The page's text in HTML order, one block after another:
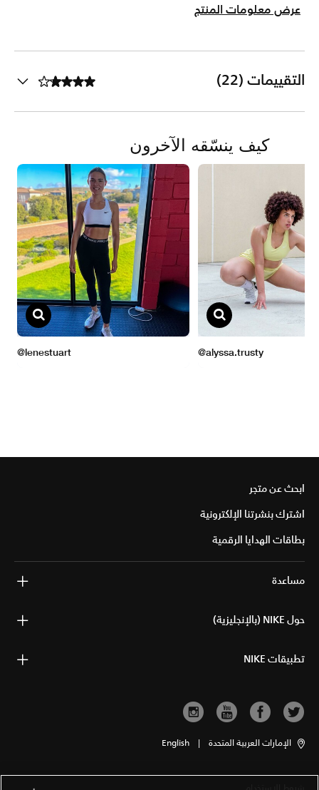
عرض معلومات المنتج
التقييمات (22)
ابحث عن متجر
اشترك بنشرتنا الإلكترونية
بطاقات الهدايا الرقمية
مساعدة
حول NIKE (بالإنجليزية)
تطبيقات NIKE
الإمارات العربية المتحدة |
English